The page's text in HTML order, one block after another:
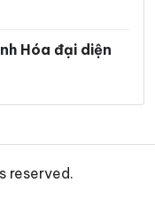
Sơn
Thành
Mìn
Hóa đại diện
reserved.